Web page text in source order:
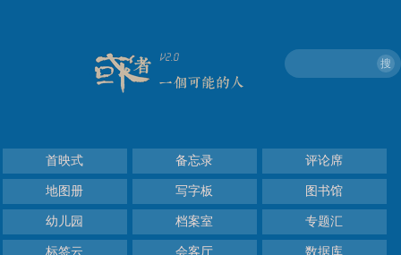
搜
首映式 备忘录 评论席
地图册 写字板 图书馆
幼儿园 档案室 专题汇
标签云 会客厅 数据库